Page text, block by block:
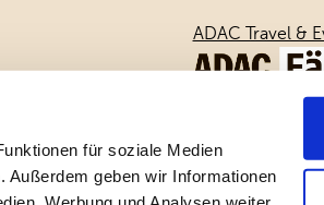
für soziale Medien
Außerdem geben wir Informationen
ADAC Travel &